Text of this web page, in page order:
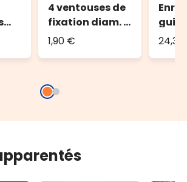
4 ventouses de
fixation diam. 4
cm
1,90 €